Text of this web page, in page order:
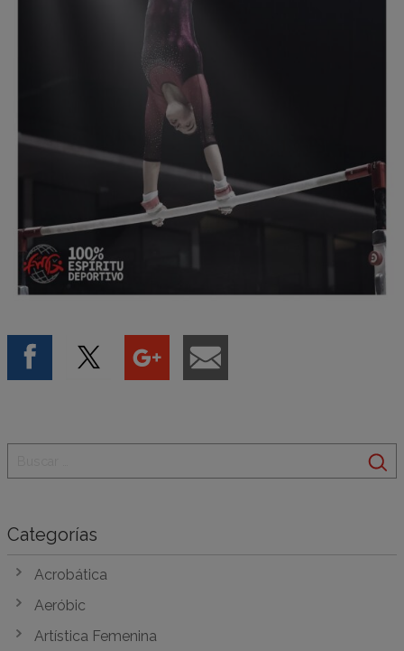
Categorías
Acrobática
Aeróbic
Artística Femenina